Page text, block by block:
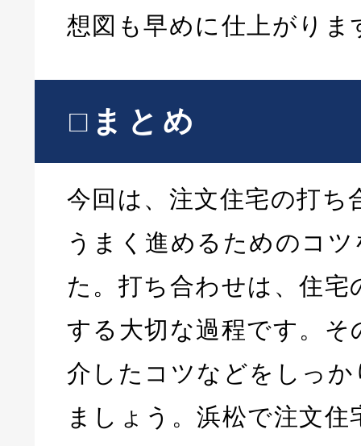
想図も早めに仕上がりま
□まとめ
今回は、注文住宅の打ち
うまく進めるためのコ
た。打ち合わせは、住宅
する大切な過程です。そ
介したコツなどをしっ
ましょう。浜松で注文